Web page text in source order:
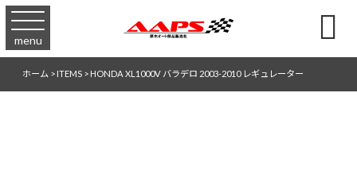
menu 
ホーム>ITEMS>HONDA XL1000V バラデロ 2003-2010 レギュレーター